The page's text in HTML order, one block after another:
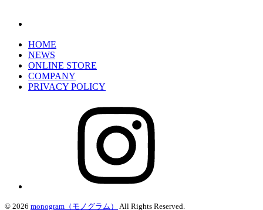
HOME
NEWS
ONLINE STORE
COMPANY
PRIVACY POLICY
© 2026 monogram（モノグラム） All Rights Reserved.